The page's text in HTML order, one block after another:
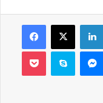
Facebook
X
Pocket Skype